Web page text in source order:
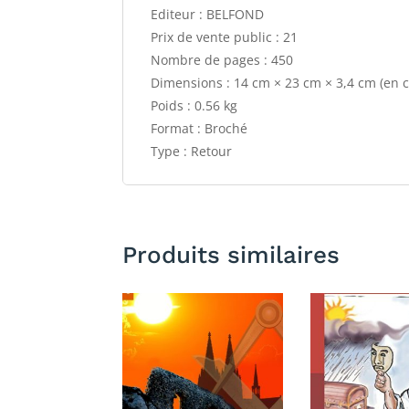
Editeur : BELFOND
Prix de vente public : 21
Nombre de pages : 450
Dimensions : 14 cm × 23 cm × 3,4 cm (en
Poids : 0.56 kg
Format : Broché
Type : Retour
Produits similaires